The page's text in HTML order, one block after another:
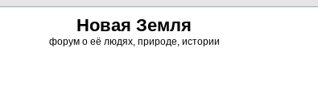
Новая Земля
форум о её людях, природе, истории